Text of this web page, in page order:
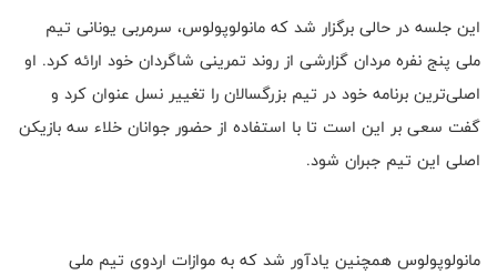
این جلسه در حالی برگزار شد که مانولوپولوس، سرمربی یونانی تیم
ملی پنج نفره مردان گزارشی از روند تمرینی شاگردان خود ارائه کرد. او
اصلی‌ترین برنامه خود در تیم بزرگسالان را تغییر نسل عنوان کرد و
گفت سعی بر این است تا با استفاده از حضور جوانان خلاء سه بازیکن
اصلی این تیم جبران شود.
مانولوپولوس همچنین یادآور شد که به موازات اردوی تیم ملی